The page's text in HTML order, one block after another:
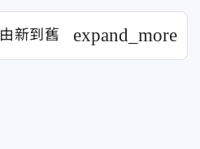
由新到舊 expand_more